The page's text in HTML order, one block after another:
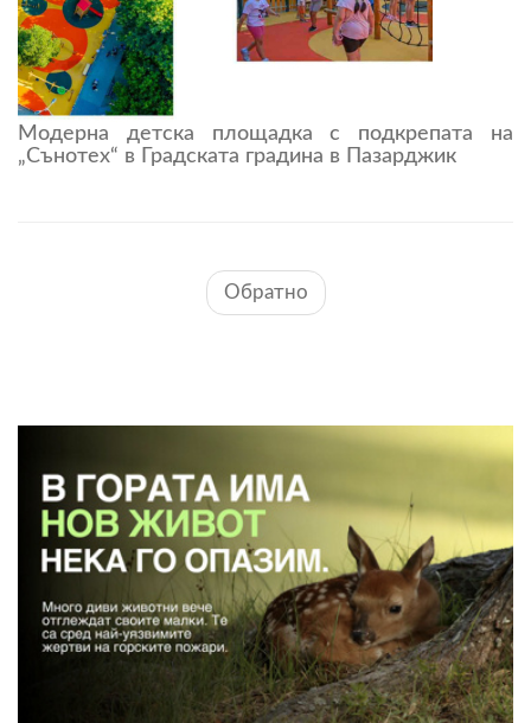
Модерна детска площадка с подкрепата на
„Сънотех“ в Градската градина в Пазарджик
Обратно